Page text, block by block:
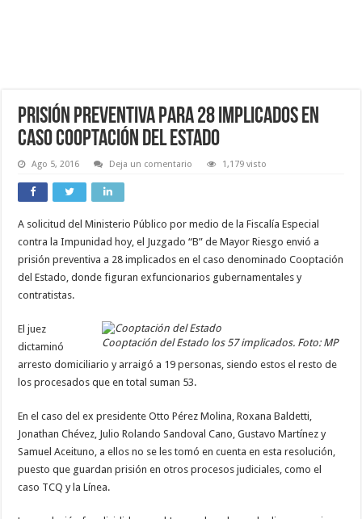
Prisión preventiva para 28 implicados en
caso Cooptación del Estado
Ago 5, 2016 Deja un comentario 1,179 visto
A solicitud del Ministerio Público por medio de la Fiscalía Especial
contra la Impunidad hoy, el Juzgado “B” de Mayor Riesgo envió a
prisión preventiva a 28 implicados en el caso denominado Cooptación
del Estado, donde figuran exfuncionarios gubernamentales y
contratistas.
Cooptación del Estado los 57 implicados. Foto: MP
El juez
dictaminó
arresto domiciliario y arraigó a 19 personas, siendo estos el resto de
los procesados que en total suman 53.
En el caso del ex presidente Otto Pérez Molina, Roxana Baldetti,
Jonathan Chévez, Julio Rolando Sandoval Cano, Gustavo Martínez y
Samuel Aceituno, a ellos no se les tomó en cuenta en esta resolución,
puesto que guardan prisión en otros procesos judiciales, como el
caso TCQ y la Línea.